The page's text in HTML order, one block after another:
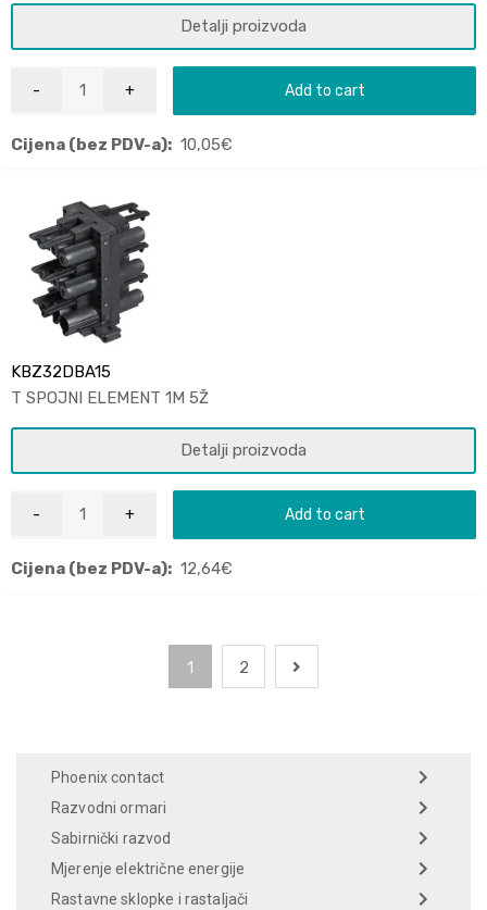
Detalji proizvoda
Add to cart
Cijena (bez PDV-a): 10,05€
KBZ32DBA15
T SPOJNI ELEMENT 1M 5Ž
Detalji proizvoda
Add to cart
Cijena (bez PDV-a): 12,64€
1 2
Phoenix contact
Razvodni ormari
Sabirnički razvod
Mjerenje električne energije
Rastavne sklopke i rastaljači